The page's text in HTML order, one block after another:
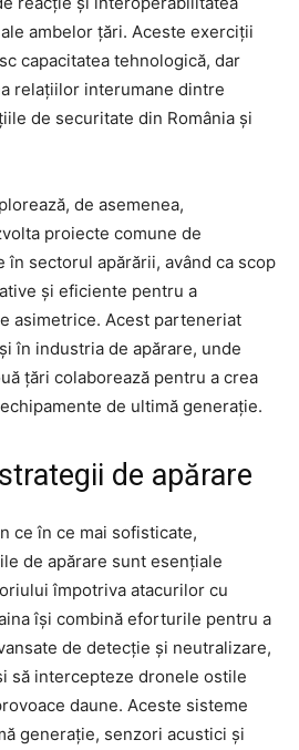
ambelor țări. Aceste exerciții
capacitatea tehnologică, dar
relațiilor interumane dintre
de securitate din România și
de asemenea,
proiecte comune de
sectorul apărării, având ca scop
și eficiente pentru a
asimetrice. Acest parteneriat
în industria de apărare, unde
țări colaborează pentru a crea
de ultimă generație.
de apărare
ce în ce mai sofisticate,
de apărare sunt esențiale
împotriva atacurilor cu
își combină eforturile pentru a
de detecție și neutralizare,
să intercepteze dronele ostile
daune. Aceste sisteme
generație, senzori acustici și